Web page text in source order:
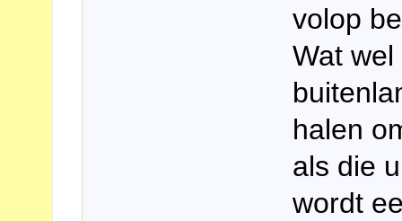
volop
Wat
halen
als die
wordt